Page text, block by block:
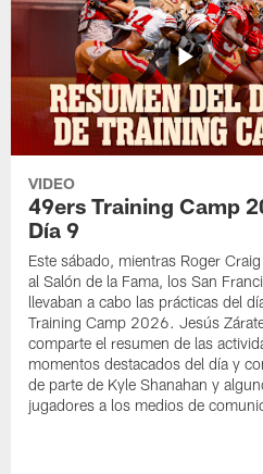
VIDEO
49ers Training Camp
Día 9
Este sábado, mientras Roger
al Salón de la Fama, los San
llevaban a cabo las prácticas del
Training Camp 2026. Jesús
comparte el resumen de las
momentos destacados del día y
de parte de Kyle Shanahan y
jugadores a los medios de